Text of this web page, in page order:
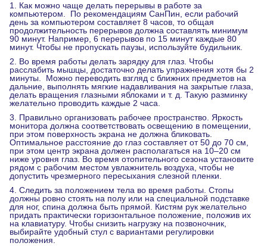
1. Как можно чаще делать перерывы в работе за
компьютером. По рекомендациям СанПин, если рабочий
день за компьютером составляет 8 часов, то общая
продолжительность перерывов должна составлять минимум
90 минут. Например, 6 перерывов по 15 минут каждые 80
минут. Чтобы не пропускать паузы, используйте будильник.
2. Во время работы делать зарядку для глаз. Чтобы
расслабить мышцы, достаточно делать упражнения хотя бы 2
минуты. Можно переводить взгляд с ближних предметов на
дальние, выполнять мягкие надавливания на закрытые глаза,
делать вращения глазными яблоками и т. д. Такую разминку
желательно проводить каждые 2 часа.
3. Правильно организовать рабочее пространство. Яркость
монитора должна соответствовать освещению в помещении,
при этом поверхность экрана не должна бликовать.
Оптимальное расстояние до глаз составляет от 50 до 70 см,
при этом центр экрана должен располагаться на 10–20 см
ниже уровня глаз. Во время отопительного сезона установите
рядом с рабочим местом увлажнитель воздуха, чтобы не
допустить чрезмерного пересыхания слезной пленки.
4. Следить за положением тела во время работы. Стопы
должны ровно стоять на полу или на специальной подставке
для ног, спина должна быть прямой. Кистям рук желательно
придать практически горизонтальное положение, положив их
на клавиатуру. Чтобы снизить нагрузку на позвоночник,
выбирайте удобный стул с вариантами регулировки
положения.